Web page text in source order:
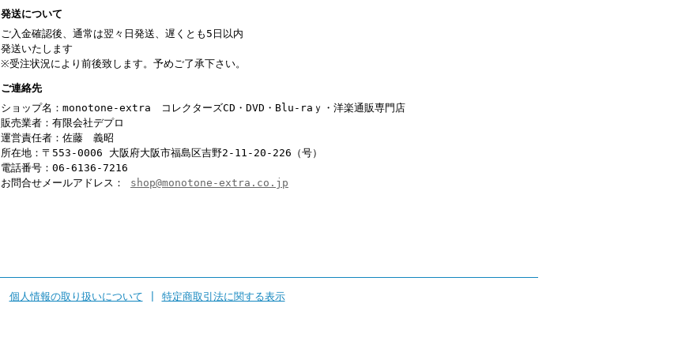
発送について
ご入金確認後、通常は翌々日発送、遅くとも5日以内
発送いたします
※受注状況により前後致します。予めご了承下さい。
ご連絡先
ショップ名：monotone-extra コレクターズCD・DVD・Blu-raｙ・洋楽通販専門店
販売業者：有限会社デプロ
運営責任者：佐藤 義昭
所在地：〒553-0006 大阪府大阪市福島区吉野2-11-20-226（号）
電話番号：06-6136-7216
お問合せメールアドレス： shop@monotone-extra.co.jp
個人情報の取り扱いについて 特定商取引法に関する表示